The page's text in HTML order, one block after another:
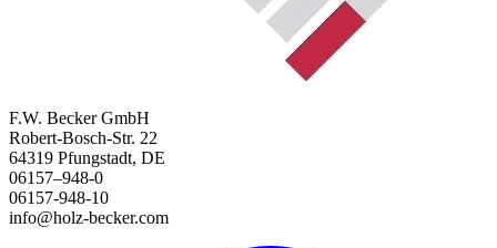
F.W. Becker GmbH
Robert-Bosch-Str. 22
64319 Pfungstadt, DE
06157–948-0
06157-948-10
info@holz-becker.com